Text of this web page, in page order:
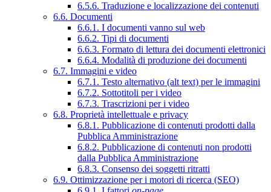
6.5.6. Traduzione e localizzazione dei contenuti
6.6. Documenti
6.6.1. I documenti vanno sul web
6.6.2. Tipi di documenti
6.6.3. Formato di lettura dei documenti elettronici
6.6.4. Modalità di produzione dei documenti
6.7. Immagini e video
6.7.1. Testo alternativo (alt text) per le immagini
6.7.2. Sottotitoli per i video
6.7.3. Trascrizioni per i video
6.8. Proprietà intellettuale e privacy
6.8.1. Pubblicazione di contenuti prodotti dalla
Pubblica Amministrazione
6.8.2. Pubblicazione di contenuti non prodotti
dalla Pubblica Amministrazione
6.8.3. Consenso dei soggetti ritratti
6.9. Ottimizzazione per i motori di ricerca (SEO)